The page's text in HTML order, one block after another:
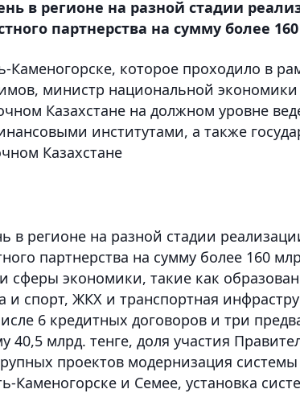
в регионе на разной стадии
партнерства на сумму более
Каменогорске, которое проходило в
министр национальной
Казахстане на должном уровне
институтами, а также
Казахстане
в регионе на разной стадии
партнерства на сумму более 160
сферы экономики, такие как
и спорт, ЖКХ и транспортная
6 кредитных договоров и три
млрд. тенге, доля участия
проектов модернизация
Каменогорске и Семее, установка